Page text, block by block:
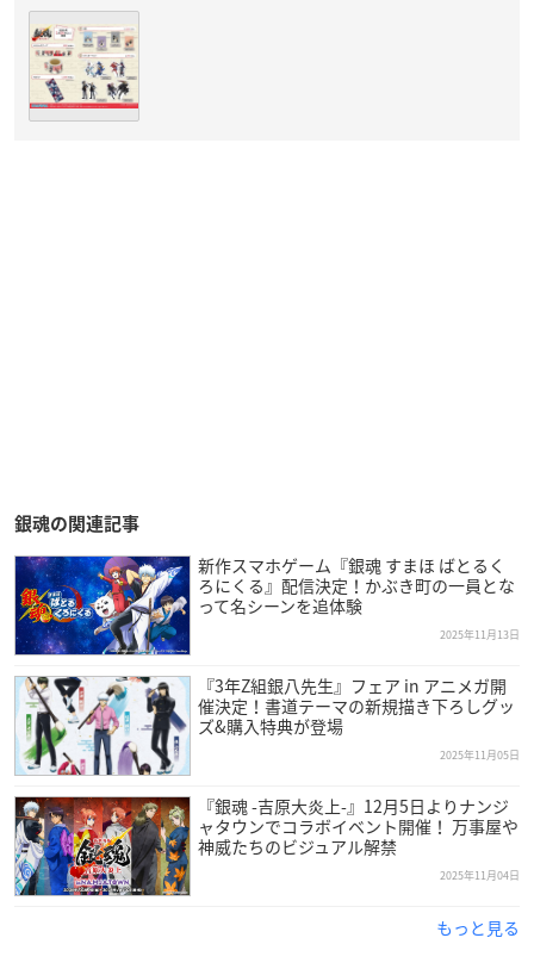
銀魂の関連記事
新作スマホゲーム『銀魂 すまほ ばとるく
ろにくる』配信決定！かぶき町の一員とな
って名シーンを追体験
2025年11月13日
『3年Z組銀八先生』フェア in アニメガ開
催決定！書道テーマの新規描き下ろしグッ
ズ&購入特典が登場
2025年11月05日
『銀魂 -吉原大炎上-』12月5日よりナンジ
ャタウンでコラボイベント開催！ 万事屋や
神威たちのビジュアル解禁
2025年11月04日
もっと見る